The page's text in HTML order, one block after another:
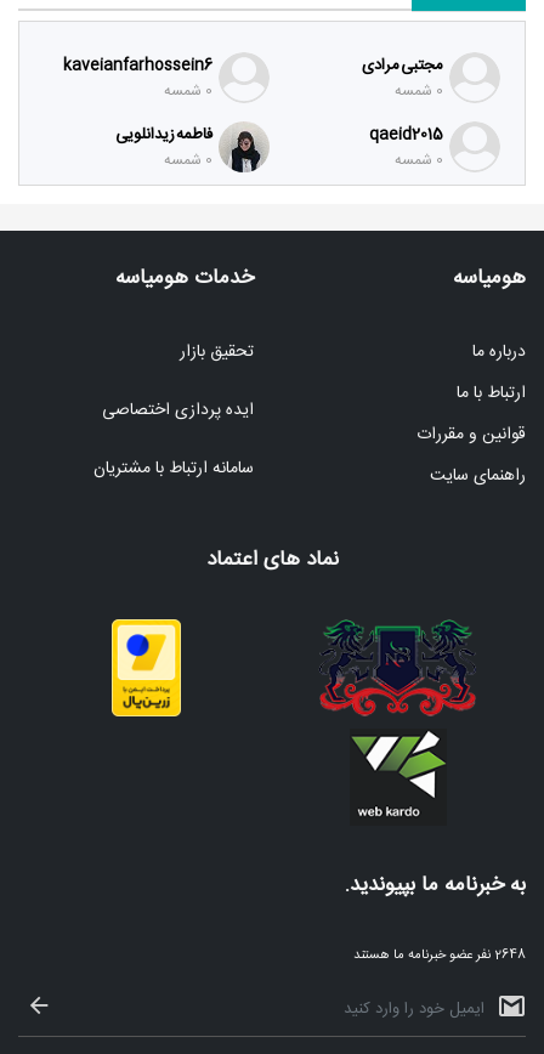
مجتبی مرادی
0 شمسه
kaveianfarhossein6
0 شمسه
qaeid2015
0 شمسه
فاطمه زیدانلویی
0 شمسه
هومیاسه
درباره ما
ارتباط با ما
قوانین و مقررات
راهنمای سایت
خدمات هومیاسه
تحقیق بازار
ایده پردازی اختصاصی
سامانه ارتباط با مشتریان
نماد های اعتماد
به خبرنامه ما بپیوندید.
2648 نفر عضو خبرنامه ما هستند